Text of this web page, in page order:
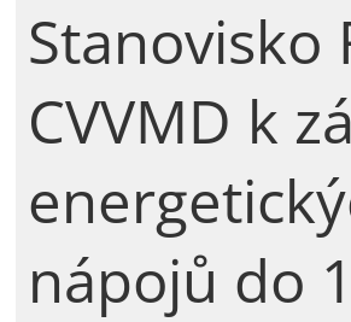
Stanovisko
CVVMD k
nápojů do